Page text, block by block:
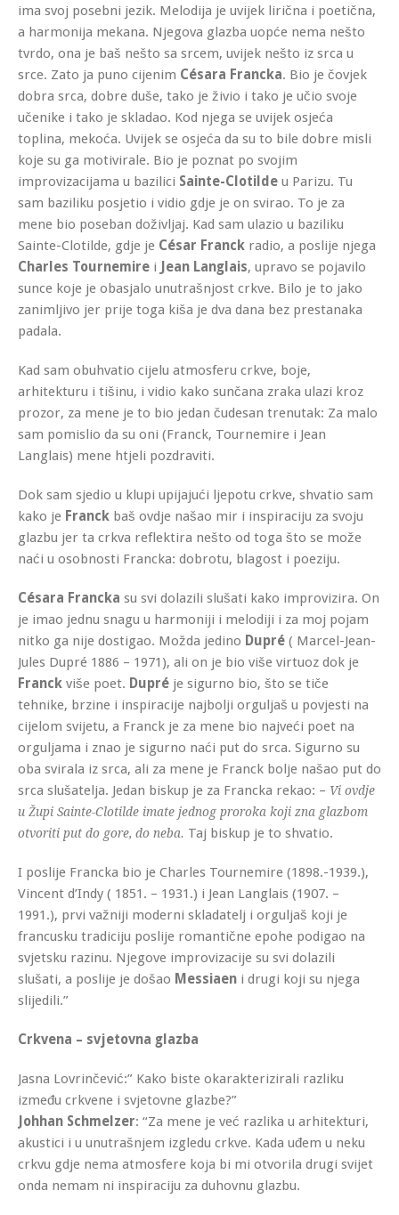
ima svoj posebni jezik. Melodija je uvijek lirična i poetična,
a harmonija mekana. Njegova glazba uopće nema nešto
tvrdo, ona je baš nešto sa srcem, uvijek nešto iz srca u
srce. Zato ja puno cijenim Césara Francka. Bio je čovjek
dobra srca, dobre duše, tako je živio i tako je učio svoje
učenike i tako je skladao. Kod njega se uvijek osjeća
toplina, mekoća. Uvijek se osjeća da su to bile dobre misli
koje su ga motivirale. Bio je poznat po svojim
improvizacijama u bazilici Sainte-Clotilde u Parizu. Tu
sam baziliku posjetio i vidio gdje je on svirao. To je za
mene bio poseban doživljaj. Kad sam ulazio u baziliku
Sainte-Clotilde, gdje je César Franck radio, a poslije njega
Charles Tournemire i Jean Langlais, upravo se pojavilo
sunce koje je obasjalo unutrašnjost crkve. Bilo je to jako
zanimljivo jer prije toga kiša je dva dana bez prestanaka
padala.
Kad sam obuhvatio cijelu atmosferu crkve, boje,
arhitekturu i tišinu, i vidio kako sunčana zraka ulazi kroz
prozor, za mene je to bio jedan čudesan trenutak: Za malo
sam pomislio da su oni (Franck, Tournemire i Jean
Langlais) mene htjeli pozdraviti.
Dok sam sjedio u klupi upijajući ljepotu crkve, shvatio sam
kako je Franck baš ovdje našao mir i inspiraciju za svoju
glazbu jer ta crkva reflektira nešto od toga što se može
naći u osobnosti Francka: dobrotu, blagost i poeziju.
Césara Francka su svi dolazili slušati kako improvizira. On
je imao jednu snagu u harmoniji i melodiji i za moj pojam
nitko ga nije dostigao. Možda jedino Dupré ( Marcel-Jean-
Jules Dupré 1886 – 1971), ali on je bio više virtuoz dok je
Franck više poet. Dupré je sigurno bio, što se tiče
tehnike, brzine i inspiracije najbolji orguljaš u povjesti na
cijelom svijetu, a Franck je za mene bio najveći poet na
orguljama i znao je sigurno naći put do srca. Sigurno su
oba svirala iz srca, ali za mene je Franck bolje našao put do
srca slušatelja. Jedan biskup je za Francka rekao: – Vi ovdje
u Župi Sainte-Clotilde imate jednog proroka koji zna glazbom
otvoriti put do gore, do neba. Taj biskup je to shvatio.
I poslije Francka bio je Charles Tournemire (1898.-1939.),
Vincent d’Indy ( 1851. – 1931.) i Jean Langlais (1907. –
1991.), prvi važniji moderni skladatelj i orguljaš koji je
francusku tradiciju poslije romantične epohe podigao na
svjetsku razinu. Njegove improvizacije su svi dolazili
slušati, a poslije je došao Messiaen i drugi koji su njega
slijedili.”
Crkvena – svjetovna glazba
Jasna Lovrinčević:” Kako biste okarakterizirali razliku
između crkvene i svjetovne glazbe?”
Johhan Schmelzer: “Za mene je već razlika u arhitekturi,
akustici i u unutrašnjem izgledu crkve. Kada uđem u neku
crkvu gdje nema atmosfere koja bi mi otvorila drugi svijet
onda nemam ni inspiraciju za duhovnu glazbu.